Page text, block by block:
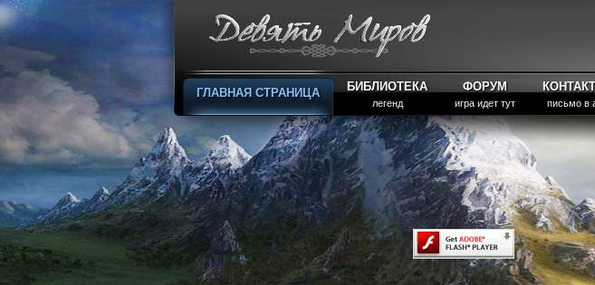
ГЛАВНАЯ СТРАНИЦА БИБЛИОТЕКА
легенд
ФОРУМ
игра идет тут письмо в